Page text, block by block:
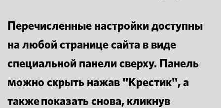
Перечисленные настройки доступны
на любой странице сайта в виде
специальной панели сверху. Панель
можно скрыть нажав "Крестик", а
также показать снова, кликнув